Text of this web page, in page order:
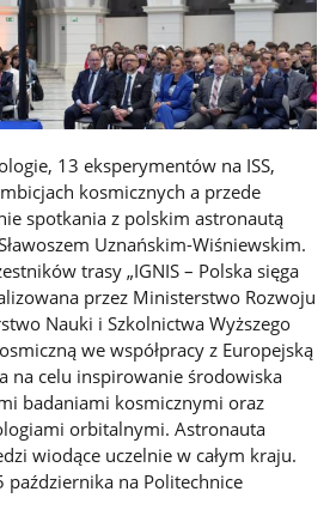
13 eksperymentów na ISS,
kosmicznych a przede
spotkania z polskim astronautą
Uznańskim-Wiśniewskim.
trasy „IGNIS – Polska sięga
przez Ministerstwo Rozwoju
Nauki i Szkolnictwa Wyższego
we współpracy z Europejską
na celu inspirowanie środowiska
badaniami kosmicznymi oraz
orbitalnymi. Astronauta
wiodące uczelnie w całym kraju.
października na Politechnice